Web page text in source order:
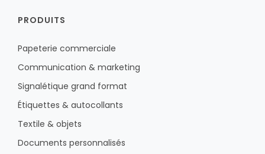
PRODUITS
Papeterie commerciale
Communication & marketing
Signalétique grand format
Étiquettes & autocollants
Textile & objets
Documents personnalisés